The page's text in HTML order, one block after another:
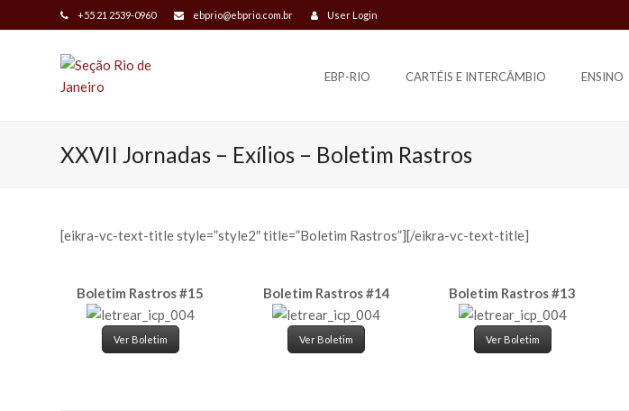
+55 21 2539-0960 ebprio@ebprio.com.br User Login
EBP-RIO CARTÉIS E INTERCÂMBIO ENSINO
XXVII Jornadas – Exílios – Boletim Rastros
[eikra-vc-text-title style=”style2″ title=”Boletim Rastros”][/eikra-vc-text-title]
Boletim Rastros #15
Ver Boletim
Boletim Rastros #14
Ver Boletim
Boletim Rastros #13
Ver Boletim